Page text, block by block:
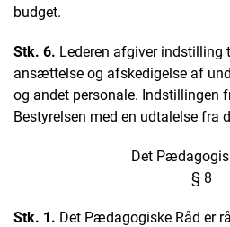
budget.
Stk. 6. Lederen afgiver
ansættelse og afskedigelse af
og andet personale. Indstillingen
Bestyrelsen med en udtalelse fra
Det
§ 8
Stk. 1. Det Pædagogiske Råd er